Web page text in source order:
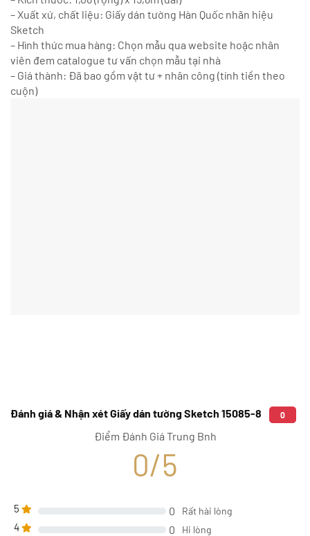
– Xuất xứ, chất liệu: Giấy dán tường Hàn Quốc nhãn hiệu
Sketch
– Hình thức mua hàng: Chọn mẫu qua website hoặc nhân
viên đem catalogue tư vấn chọn mẫu tại nhà
– Giá thành: Đã bao gồm vật tư + nhân công (tính tiền theo
cuộn)
Đánh giá & Nhận xét Giấy dán tường Sketch 15085-8 0
Điểm Đánh Giá Trung Bnh
0/5
5 0 Rất hài lòng
4 0 Hi lòng